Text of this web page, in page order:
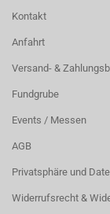
Kontakt
Anfahrt
Versand- &
Fundgrube
Events / Messen
AGB
Privatsphäre und
Widerrufsrecht &